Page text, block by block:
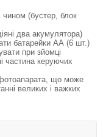
(бустер, блок
два акумулятора)
батарейки АА (6 шт.)
при зйомці
частина керуючих
що може
великих і важких